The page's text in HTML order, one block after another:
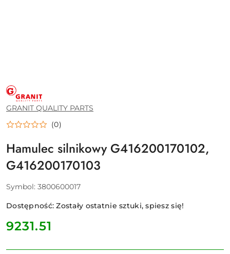
GRANIT
QUALITY
PARTS
GRANIT QUALITY PARTS
(0)
Hamulec silnikowy G416200170102,
G416200170103
Symbol: 3800600017
Dostępność:Zostały ostatnie sztuki, spiesz się!
cena:
9231.51